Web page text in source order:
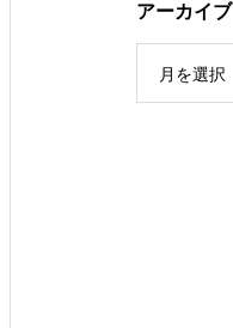
アーカイブ
月を選択